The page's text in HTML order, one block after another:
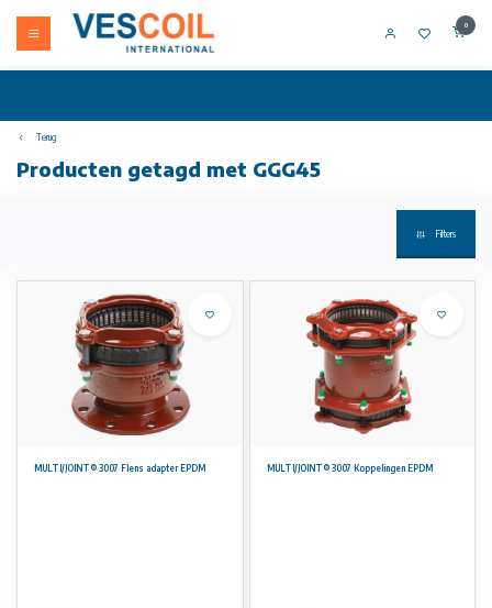
0
Terug
Producten getagd met GGG45
Filters
MULTI/JOINT® 3007 Flens adapter EPDM MULTI/JOINT® 3007 Koppelingen EPDM